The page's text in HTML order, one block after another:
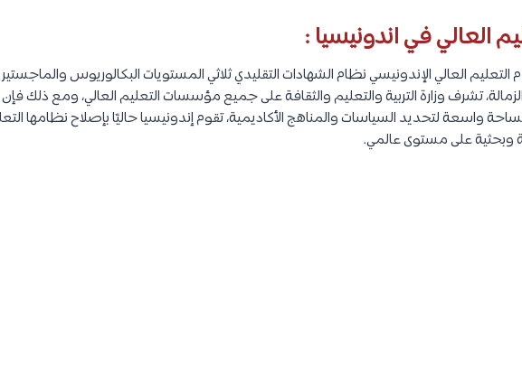
العالي في اندونيسيا :
العالي الإندونيسي نظام الشهادات التقليدي ثلاثي المستويات البكالوريوس
تشرف وزارة التربية والتعليم والثقافة على جميع مؤسسات التعليم العالي، ومع ذلك
واسعة لتحديد السياسات والمناهج الأكاديمية، تقوم إندونيسيا حاليًا بإصلاح نظامها
وبحثية على مستوى عالمي.